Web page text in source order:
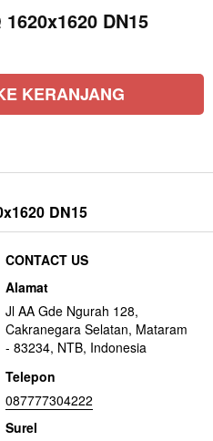
DN15
KERANJANG
DN15
CONTACT US
Alamat
Jl AA Gde Ngurah 128,
Cakranegara Selatan, Mataram
- 83234, NTB, Indonesia
Telepon
087777304222
Surel